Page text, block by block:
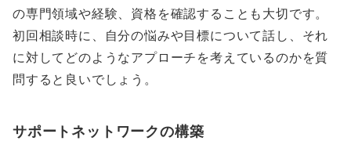
の専門領域や経験、資格を確認することも大切です。
初回相談時に、自分の悩みや目標について話し、それ
に対してどのようなアプローチを考えているのかを質
問すると良いでしょう。
サポートネットワークの構築